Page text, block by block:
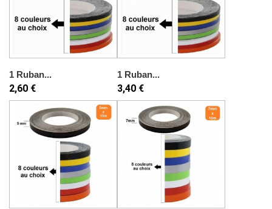
1 Ruban...
2,60 €
1 Ruban...
3,40 €